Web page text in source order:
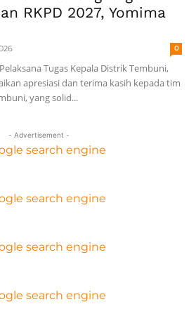
RKPD 2027, Yomima
0
Tugas Kepala Distrik Tembuni,
apresiasi dan terima kasih kepada tim
yang solid...
- Advertisement -